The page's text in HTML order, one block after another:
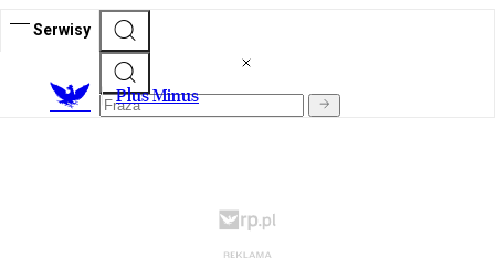
Serwisy
Plus Minus